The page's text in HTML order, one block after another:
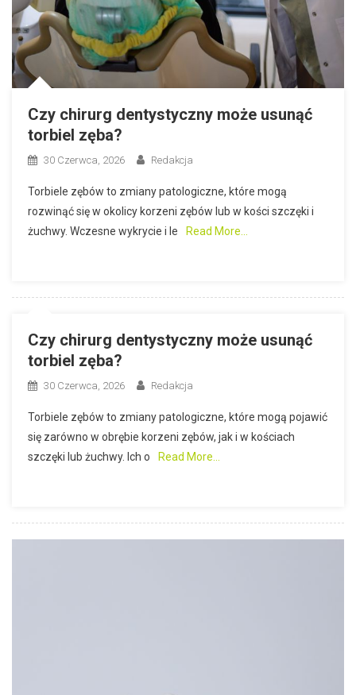
Czy chirurg dentystyczny może usunąć
torbiel zęba?
30 Czerwca, 2026 Redakcja
Torbiele zębów to zmiany patologiczne, które mogą
rozwinąć się w okolicy korzeni zębów lub w kości szczęki i
żuchwy. Wczesne wykrycie i le
Read More…
Czy chirurg dentystyczny może usunąć
torbiel zęba?
30 Czerwca, 2026 Redakcja
Torbiele zębów to zmiany patologiczne, które mogą pojawić
się zarówno w obrębie korzeni zębów, jak i w kościach
szczęki lub żuchwy. Ich o
Read More…